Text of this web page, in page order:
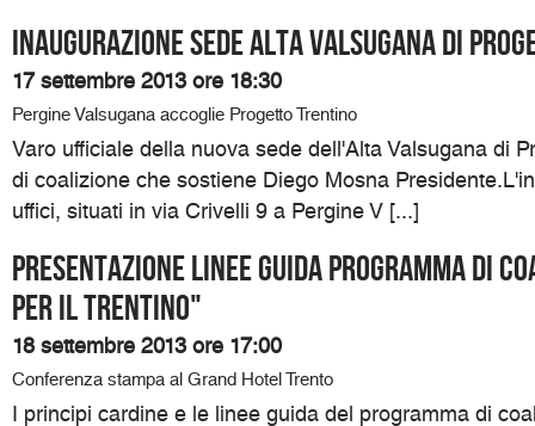
Inaugurazione sede Alta Valsugana di
17 settembre 2013 ore 18:30
Pergine Valsugana accoglie Progetto Trentino
Varo ufficiale della nuova sede dell'Alta Valsugana di
di coalizione che sostiene Diego Mosna
uffici, situati in via Crivelli 9 a Pergine V [...]
Presentazione linee guida programma di
per il Trentino"
18 settembre 2013 ore 17:00
Conferenza stampa al Grand Hotel Trento
I principi cardine e le linee guida del programma di